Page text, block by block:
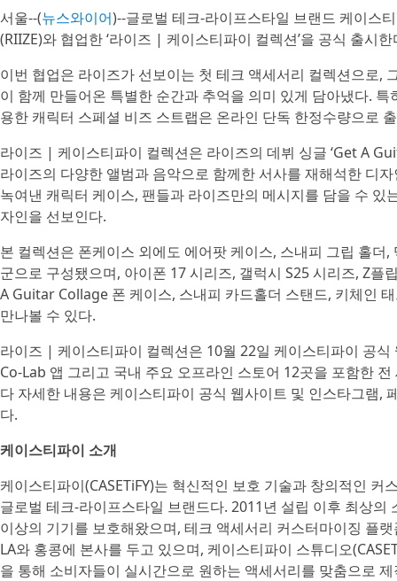
서울--(뉴스와이어)--글로벌 테크-라이프스타일 브랜드 케이스
(RIIZE)와 협업한 ‘라이즈 | 케이스티파이 컬렉션’을 공식 출시한
이번 협업은 라이즈가 선보이는 첫 테크 액세서리 컬렉션으로,
이 함께 만들어온 특별한 순간과 추억을 의미 있게 담아냈다.
용한 캐릭터 스페셜 비즈 스트랩은 온라인 단독 한정수량으로
라이즈 | 케이스티파이 컬렉션은 라이즈의 데뷔 싱글 ‘Get A
라이즈의 다양한 앨범과 음악으로 함께한 서사를 재해석한 디
녹여낸 캐릭터 케이스, 팬들과 라이즈만의 메시지를 담을 수
자인을 선보인다.
본 컬렉션은 폰케이스 외에도 에어팟 케이스, 스내피 그립 홀더
군으로 구성됐으며, 아이폰 17 시리즈, 갤럭시 S25 시리즈, Z플
A Guitar Collage 폰 케이스, 스내피 카드홀더 스탠드, 키체인
만나볼 수 있다.
라이즈 | 케이스티파이 컬렉션은 10월 22일 케이스티파이 공식
Co-Lab 앱 그리고 국내 주요 오프라인 스토어 12곳을 포함한
다 자세한 내용은 케이스티파이 공식 웹사이트 및 인스타그램,
다.
케이스티파이 소개
케이스티파이(CASETiFY)는 혁신적인 보호 기술과 창의적인
글로벌 테크-라이프스타일 브랜드다. 2011년 설립 이후 최상
이상의 기기를 보호해왔으며, 테크 액세서리 커스터마이징 플
LA와 홍콩에 본사를 두고 있으며, 케이스티파이 스튜디오
을 통해 소비자들이 실시간으로 원하는 액세서리를 맞춤으로